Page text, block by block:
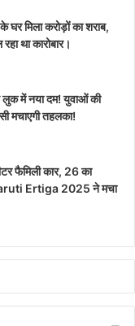
था कारोबार।
मचाएगी तहलका!
Ertiga 2025 ने मचा